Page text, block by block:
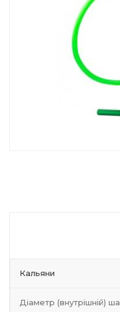
Кальяни
Діаметр (внутрішній)